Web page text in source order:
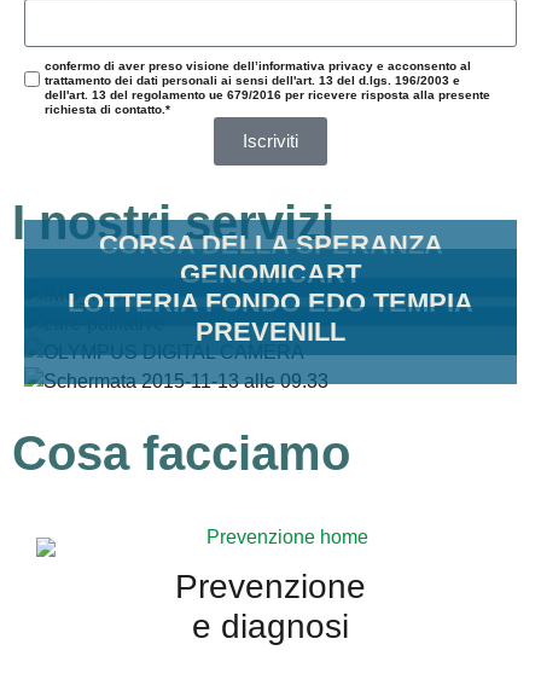
confermo di aver preso visione dell’informativa privacy e acconsento al
trattamento dei dati personali ai sensi dell'art. 13 del d.lgs. 196/2003 e
dell'art. 13 del regolamento ue 679/2016 per ricevere risposta alla presente
richiesta di contatto.*
Iscriviti
I nostri servizi
CORSA DELLA SPERANZA
GENOMICART
LOTTERIA FONDO EDO TEMPIA
PREVENILL
Cosa facciamo
Prevenzione
e diagnosi